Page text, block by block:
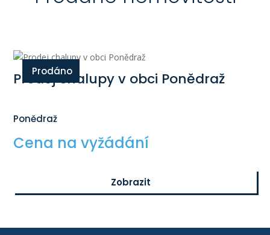
Prodáno
Prodej chalupy v obci Ponědraž
Ponědraž
Cena na vyžádání
Zobrazit